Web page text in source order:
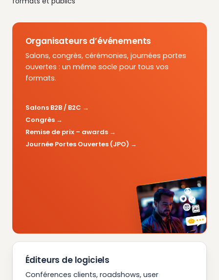
Organisateurs d’événements
Salons, congrès, cérémonies, journées portes
ouvertes : un même socle pour tous vos
formats.
Salons B2B / B2C
Congrès
Remise de prix – awards
Journée Portes Ouvertes (JPO)
Éditeurs de logiciels
Conférences clients, roadshows, user